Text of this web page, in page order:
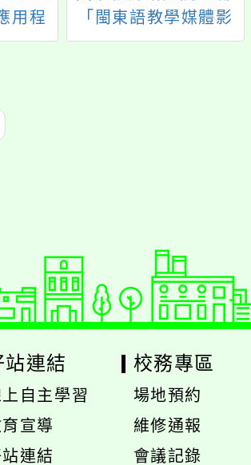
用程
「閩東語教學媒體影
片」
站連結
自主學習
宣導
連結
校務專區
場地預約
維修通報
會議記錄